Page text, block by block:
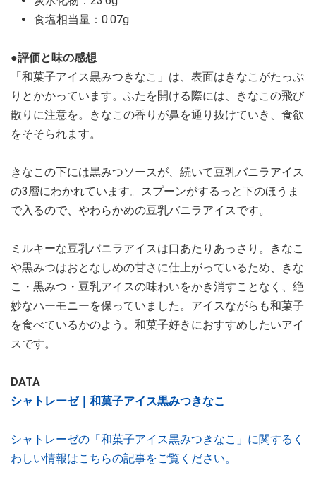
食塩相当量：0.07g
●評価と味の感想
「和菓子アイス黒みつきなこ」は、表面はきなこがたっぷ
りとかかっています。ふたを開ける際には、きなこの飛び
散りに注意を。きなこの香りが鼻を通り抜けていき、食欲
をそそられます。
きなこの下には黒みつソースが、続いて豆乳バニラアイス
の3層にわかれています。スプーンがするっと下のほうま
で入るので、やわらかめの豆乳バニラアイスです。
ミルキーな豆乳バニラアイスは口あたりあっさり。きなこ
や黒みつはおとなしめの甘さに仕上がっているため、きな
こ・黒みつ・豆乳アイスの味わいをかき消すことなく、絶
妙なハーモニーを保っていました。アイスながらも和菓子
を食べているかのよう。和菓子好きにおすすめしたいアイ
スです。
DATA
シャトレーゼ｜和菓子アイス黒みつきなこ
シャトレーゼの「和菓子アイス黒みつきなこ」に関するく
わしい情報はこちらの記事をご覧ください。